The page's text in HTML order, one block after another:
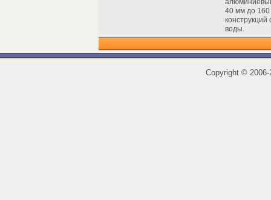
40 мм до 160
воды.
Copyright ©